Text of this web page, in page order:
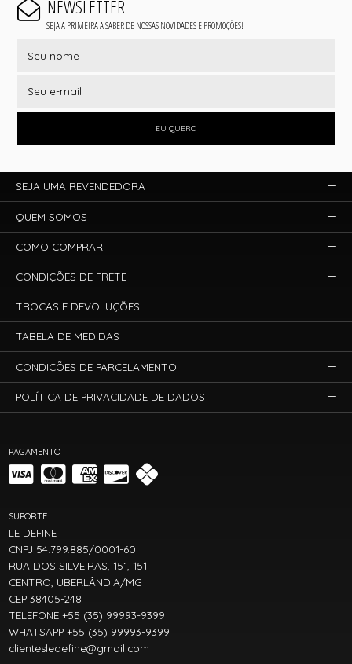
NEWSLETTER
SEJA A PRIMEIRA A SABER DE NOSSAS NOVIDADES E PROMOÇÕES!
EU QUERO
PAGAMENTO
SUPORTE
LE DEFINE
CNPJ 54.799.885/0001-60
RUA DOS SILVEIRAS, 151, 151
CENTRO, UBERLÂNDIA/MG
CEP 38405-248
TELEFONE +55 (35) 99993-9399
WHATSAPP +55 (35) 99993-9399
clientesledefine@gmail.com
SEJA UMA REVENDEDORA
QUEM SOMOS
COMO COMPRAR
CONDIÇÕES DE FRETE
TROCAS E DEVOLUÇÕES
TABELA DE MEDIDAS
CONDIÇÕES DE PARCELAMENTO
POLÍTICA DE PRIVACIDADE DE DADOS